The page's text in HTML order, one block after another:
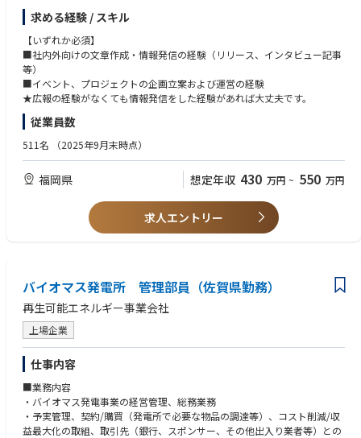
■詳細
★入社後は社外広報を中心に行っていただきます★
【具体的には】
■企画立案および実行（企業広報、商品PR）
■プレスリリースの企画・作成・配信
■メディアリレーションの構築および取材対応（記者対応、露出獲得）
■各種問い合わせ・危機管理広報対応
求める経験 / スキル
【いずれか必須】
■社内外向けの文章作成・情報発信の経験（リリース、インタビュー記事
等）
■イベント、プロジェクトの企画立案および運営の経験
★広報の経験がなくても情報発信をした経験があれば大丈夫です。
従業員数
511名 （2025年9月末時点）
福岡県 想定年収 430 万円 ~ 550 万円
求人エントリー
バイオマス発電所 管理部員（佐賀県勤務）
再生可能エネルギー事業会社
上場企業
仕事内容
■業務内容
・バイオマス発電事業の経営管理、総務業務
・予実管理、契約/購買（発電所で必要な物品の調達等）、コスト削減/収
益最大化の取組、取引先（銀行、スポンサー、その他出入り業者等）との